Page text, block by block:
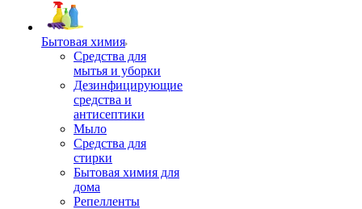
Бытовая химия
Средства для
мытья и уборки
Дезинфицирующие
средства и
антисептики
Мыло
Средства для
стирки
Бытовая химия для
дома
Репелленты